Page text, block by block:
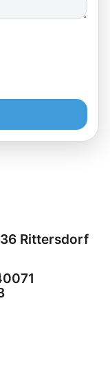
Rittersdorf